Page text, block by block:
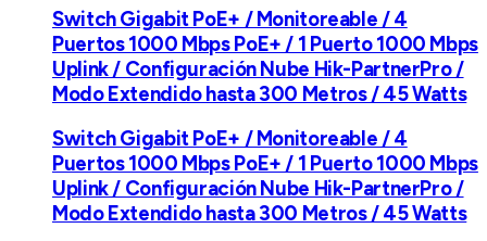
Switch Gigabit PoE+ / Monitoreable / 4
Puertos 1000 Mbps PoE+ / 1 Puerto 1000 Mbps
Uplink / Configuración Nube Hik-PartnerPro /
Modo Extendido hasta 300 Metros / 45 Watts
Switch Gigabit PoE+ / Monitoreable / 4
Puertos 1000 Mbps PoE+ / 1 Puerto 1000 Mbps
Uplink / Configuración Nube Hik-PartnerPro /
Modo Extendido hasta 300 Metros / 45 Watts